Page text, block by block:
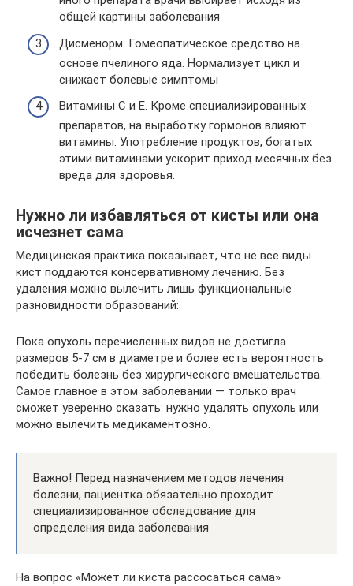
общей картины заболевания
Дисменорм. Гомеопатическое средство на
основе пчелиного яда. Нормализует цикл и
снижает болевые симптомы
Витамины С и Е. Кроме специализированных
препаратов, на выработку гормонов влияют
витамины. Употребление продуктов, богатых
этими витаминами ускорит приход месячных без
вреда для здоровья.
Нужно ли избавляться от кисты или она
исчезнет сама
Медицинская практика показывает, что не все виды
кист поддаются консервативному лечению. Без
удаления можно вылечить лишь функциональные
разновидности образований:
Пока опухоль перечисленных видов не достигла
размеров 5-7 см в диаметре и более есть вероятность
победить болезнь без хирургического вмешательства.
Самое главное в этом заболевании — только врач
сможет уверенно сказать: нужно удалять опухоль или
можно вылечить медикаментозно.
Важно! Перед назначением методов лечения
болезни, пациентка обязательно проходит
специализированное обследование для
определения вида заболевания
На вопрос «Может ли киста рассосаться сама»